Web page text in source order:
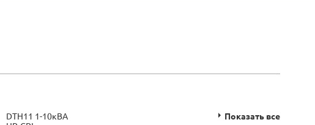
DTH11 1-10кВА
Показать все